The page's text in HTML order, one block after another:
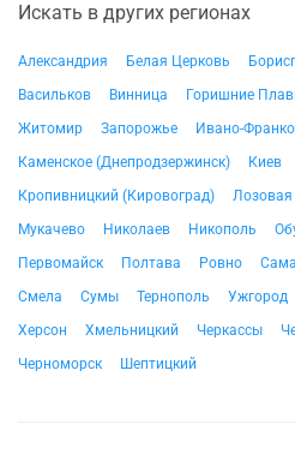
Искать в других регионах
Александрия Белая Церковь
Васильков
Винница Горишние
Житомир
Запорожье Ивано-
Каменское (Днепродзержинск)
Киев
Кропивницкий (Кировоград)
Лозовая
Мукачево
Николаев Никополь
Первомайск
Полтава Ровно
Смела
Сумы Тернополь Ужгород
Херсон
Хмельницкий Черкассы
Черноморск
Шептицкий